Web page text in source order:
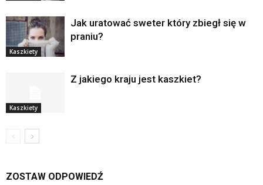
Kaszkiety
Jak uratować sweter który zbiegł się w
praniu?
Kaszkiety
Z jakiego kraju jest kaszkiet?
ZOSTAW ODPOWIEDŹ